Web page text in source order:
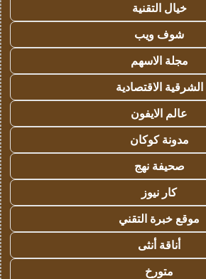
خيال التقنية
شوف ويب
مجلة الاسهم
الشرقية الاقتصادية
عالم الايفون
مدونة كوكان
صحيفة نهج
كار نيوز
موقع خبرة التقني
أناقة أنثى
متورخ